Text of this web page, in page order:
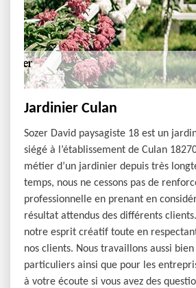
Jardinier Culan
Sozer David paysagiste 18 est un
siégé à l’établissement de Culan
métier d’un jardinier depuis très
temps, nous ne cessons pas de
professionnelle en prenant en
résultat attendus des différents
notre esprit créatif toute en
nos clients. Nous travaillons aussi
particuliers ainsi que pour les
à votre écoute si vous avez des